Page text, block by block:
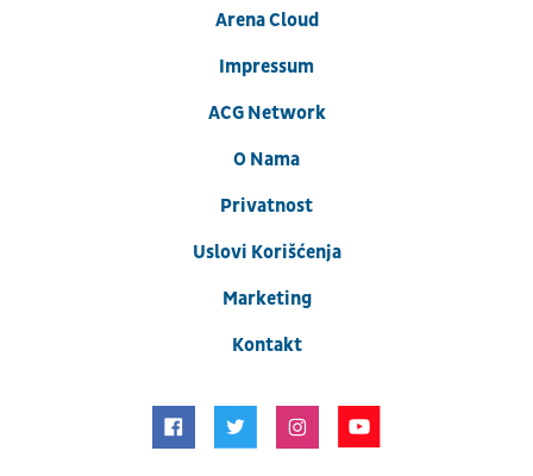
Arena Cloud
Impressum
ACG Network
O Nama
Privatnost
Uslovi Korišćenja
Marketing
Kontakt